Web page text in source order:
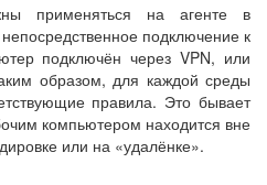
применяться на агенте в
подключение к
подключён через VPN, или
образом, для каждой среды
правила. Это бывает
компьютером находится вне
или на «удалёнке».